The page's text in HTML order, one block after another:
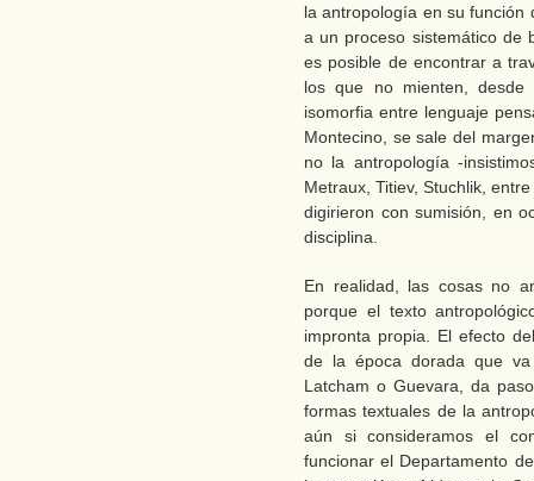
la antropología en su función
a un proceso sistemático de
es posible de encontrar a
los que no mienten, desde
isomorfia entre lenguaje
Montecino, se sale del
no la antropología -
Metraux, Titiev, Stuchlik,
digirieron con sumisión, en
disciplina.
En realidad, las cosas no
porque el texto
impronta propia. El efecto
de la época dorada que
Latcham o Guevara, da
formas textuales de la
aún si consideramos el
funcionar el Departamento